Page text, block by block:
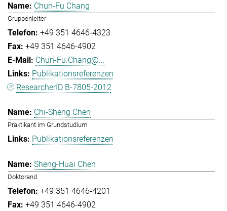
Chun-Fu Chang
Gruppenleiter
+49 351 4646-4323
+49 351 4646-4902
Chun-Fu.Chang@...
Publikationsreferenzen
ResearcherID B-7805-2012
Chi-Sheng Chen
Praktikant im Grundstudium
Publikationsreferenzen
Sheng-Huai Chen
Doktorand
+49 351 4646-4201
+49 351 4646-4902